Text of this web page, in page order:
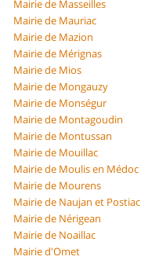
Mairie de Masseilles
Mairie de Mauriac
Mairie de Mazion
Mairie de Mérignas
Mairie de Mios
Mairie de Mongauzy
Mairie de Monségur
Mairie de Montagoudin
Mairie de Montussan
Mairie de Mouillac
Mairie de Moulis en Médoc
Mairie de Mourens
Mairie de Naujan et Postiac
Mairie de Nérigean
Mairie de Noaillac
Mairie d'Omet